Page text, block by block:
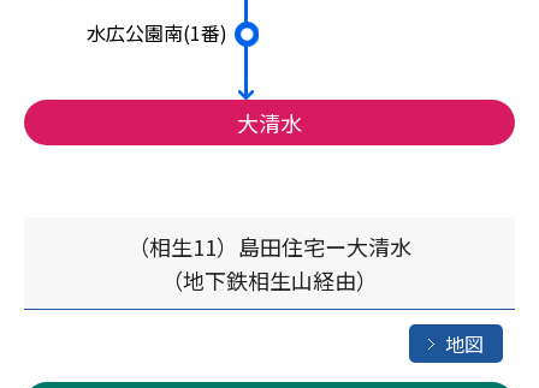
水広公園南(1番)
大清水
（相生11）島田住宅ー大清水
（地下鉄相生山経由）
地図